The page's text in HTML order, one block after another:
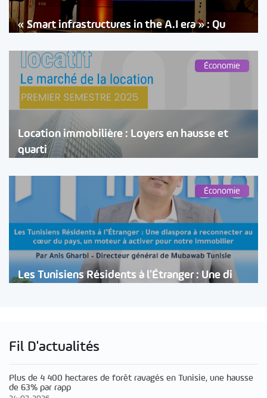
« Smart infrastructures in the A.I era » : Qu
Économie
Location immobilière : Loyers en hausse et
quarti
Économie
Les Tunisiens Résidents à l’Étranger : Une di
Fil D'actualités
Plus de 4 400 hectares de forêt ravagés en Tunisie, une hausse
de 63% par rapp